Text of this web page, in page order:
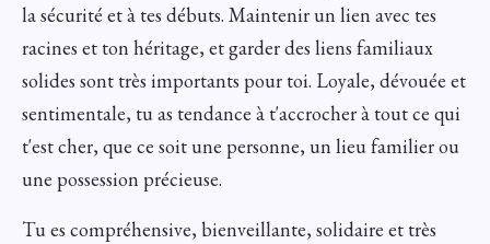
la sécurité et à tes débuts. Maintenir un lien avec tes
racines et ton héritage, et garder des liens familiaux
solides sont très importants pour toi. Loyale, dévouée et
sentimentale, tu as tendance à t'accrocher à tout ce qui
t'est cher, que ce soit une personne, un lieu familier ou
une possession précieuse.
Tu es compréhensive, bienveillante, solidaire et très